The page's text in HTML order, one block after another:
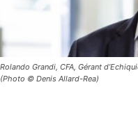
Rolando Grandi, CFA, Gérant
(Photo © Denis Allard-Rea)